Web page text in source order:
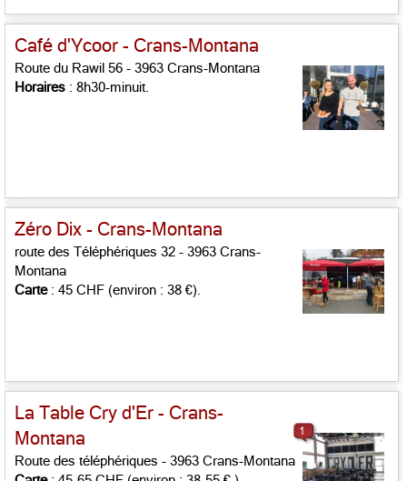
Café d'Ycoor - Crans-Montana
Route du Rawil 56 - 3963 Crans-Montana
Horaires : 8h30-minuit.
Zéro Dix - Crans-Montana
route des Téléphériques 32 - 3963 Crans-
Montana
Carte: 45 CHF (environ : 38 €).
La Table Cry d'Er - Crans-
Montana
Route des téléphériques - 3963 Crans-Montana
1